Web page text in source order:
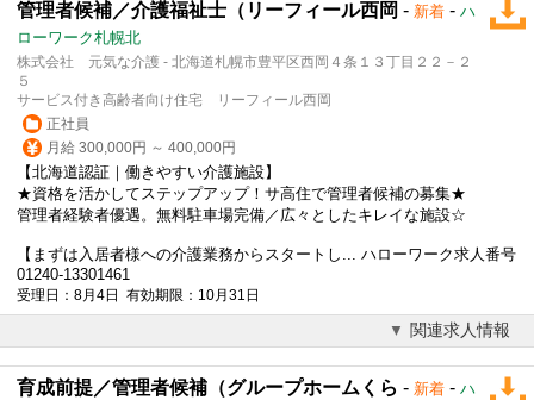
管理者候補／介護福祉士（リーフィール西岡 - 新着 - ハ
ローワーク札幌北
株式会社 元気な介護 - 北海道札幌市豊平区西岡４条１３丁目２２－２
５
サービス付き高齢者向け住宅 リーフィール西岡
正社員
月給 300,000円 ～ 400,000円
【北海道認証｜働きやすい介護施設】
★資格を活かしてステップアップ！サ高住で管理者候補の募集★
管理者経験者優遇。無料駐車場完備／広々としたキレイな施設☆
【まずは入居者様への介護業務からスタートし... ハローワーク求人番号
01240-13301461
受理日：8月4日 有効期限：10月31日
関連求人情報
育成前提／管理者候補（グループホームくら - 新着 - ハ